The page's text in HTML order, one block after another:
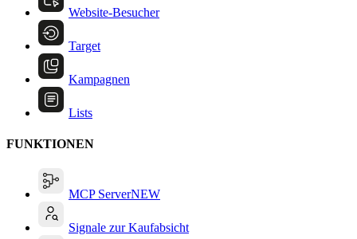
Website-Besucher
Target
Kampagnen
Lists
FUNKTIONEN
MCP ServerNEW
Signale zur Kaufabsicht